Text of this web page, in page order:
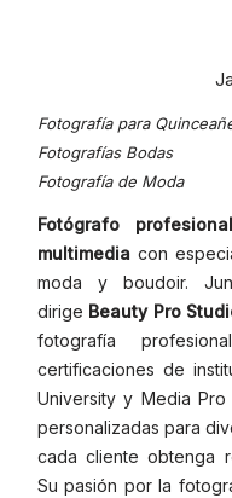
Fotografía para
Fotografías Bodas
Fotografía de Moda
Fotógrafo
multimedia con
moda y boudoir.
dirige Beauty Pro
fotografía
certificaciones de
University y Media
personalizadas para
cada cliente obtenga
Su pasión por la